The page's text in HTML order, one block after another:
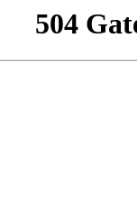
504